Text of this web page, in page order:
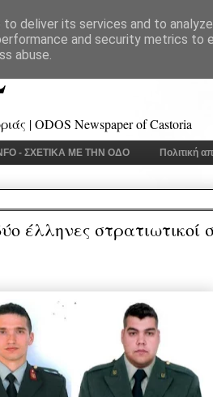
| ODOS Newspaper of Castoria
- ΣΧΕΤΙΚΑ ΜΕ ΤΗΝ ΟΔΟ Πολιτική
έλληνες στρατιωτικοί
deliver its services and to
and security metrics to
abuse.